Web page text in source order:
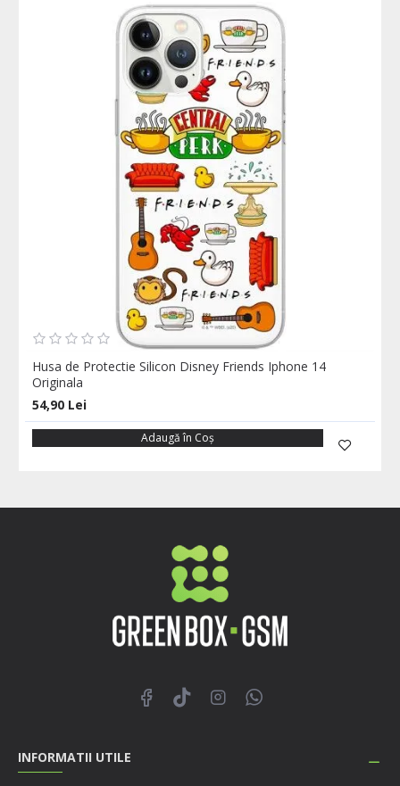
Husa de Protectie Silicon Disney Friends Iphone 14
Originala
54,90 Lei
Adaugă în Coş
INFORMATII UTILE